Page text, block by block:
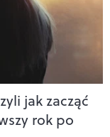
jak zacząć
rok po